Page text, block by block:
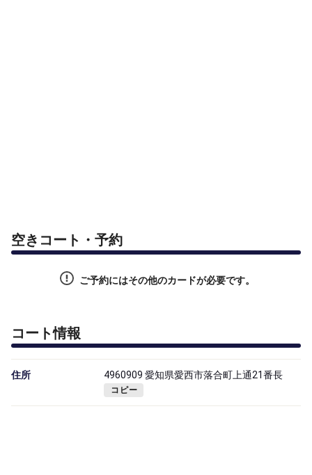
空きコート・予約
ご予約にはその他のカードが必要です。
コート情報
住所 4960909 愛知県愛西市落合町上通21番長
コピー